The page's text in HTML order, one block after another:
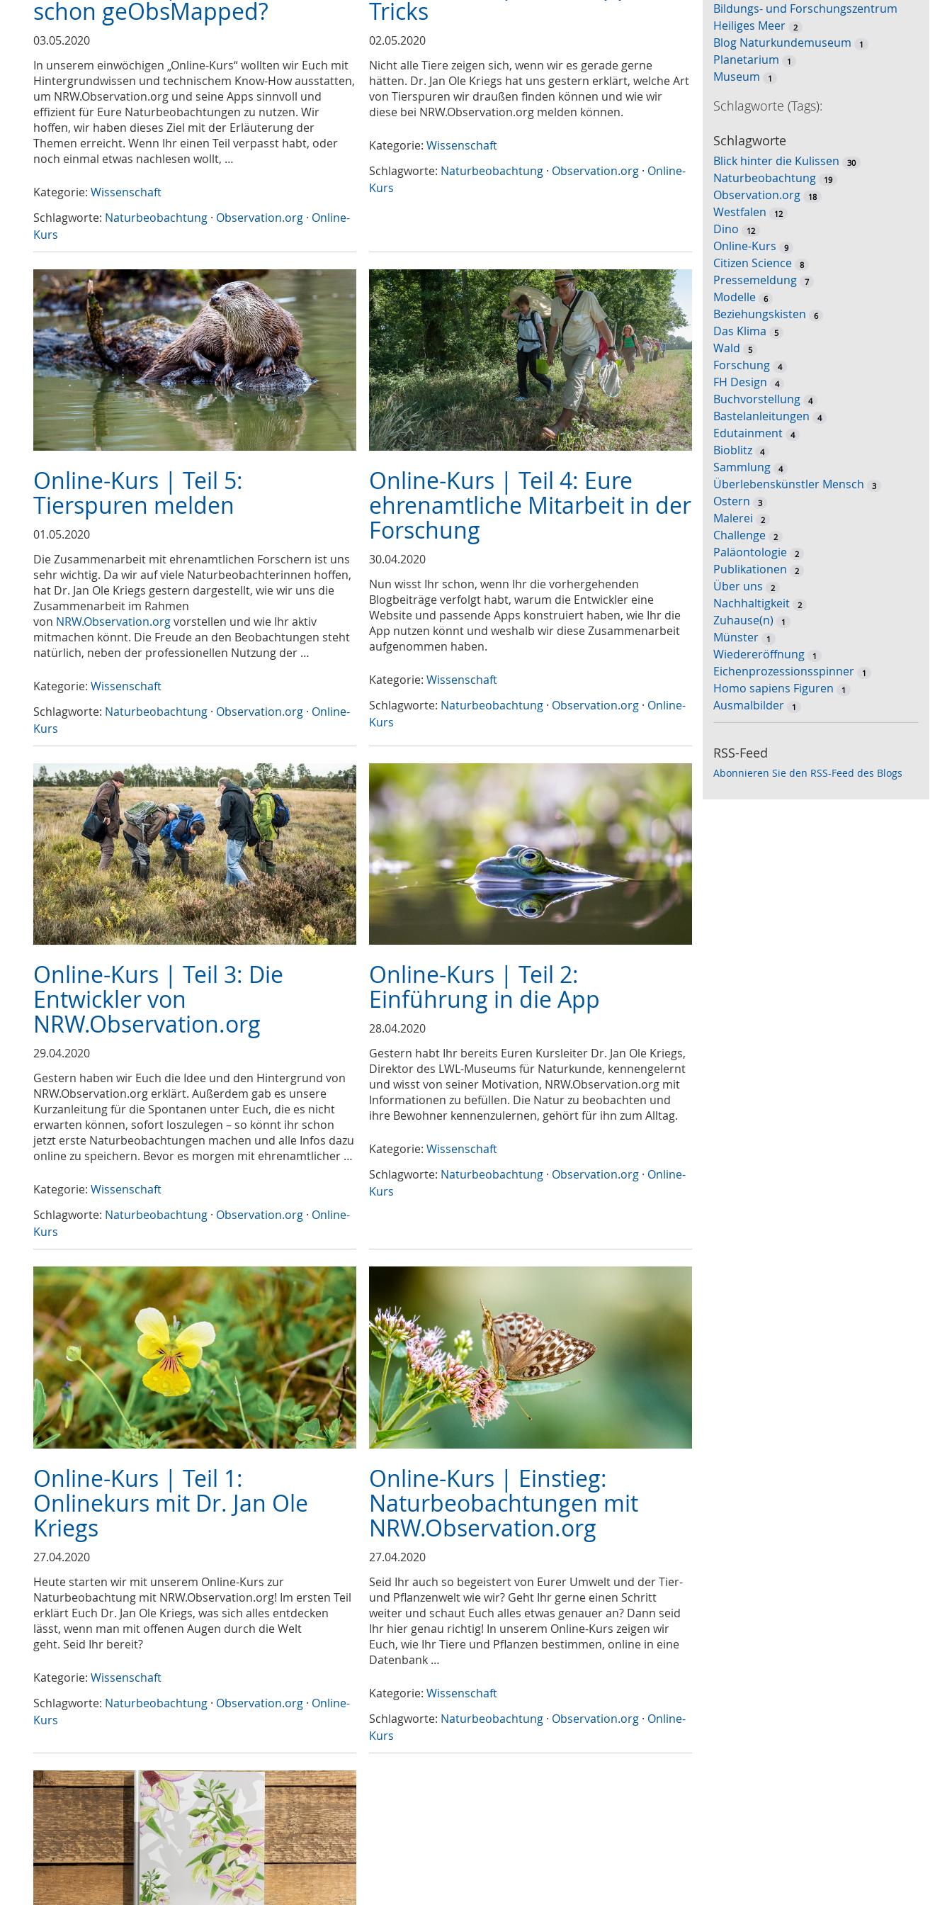
schon geObsMapped?
03.05.2020
In unserem einwöchigen „Online-Kurs“ wollten wir Euch mit
Hintergrundwissen und technischem Know-How ausstatten,
um NRW.Observation.org und seine Apps sinnvoll und
effizient für Eure Naturbeobachtungen zu nutzen. Wir
hoffen, wir haben dieses Ziel mit der Erläuterung der
Themen erreicht. Wenn Ihr einen Teil verpasst habt, oder
noch einmal etwas nachlesen wollt, …
Kategorie: Wissenschaft
Schlagworte: Naturbeobachtung · Observation.org · Online-
Kurs
Tricks
02.05.2020
Nicht alle Tiere zeigen sich, wenn wir es gerade gerne
hätten. Dr. Jan Ole Kriegs hat uns gestern erklärt, welche Art
von Tierspuren wir draußen finden können und wie wir
diese bei NRW.Observation.org melden können.
Kategorie: Wissenschaft
Schlagworte: Naturbeobachtung · Observation.org · Online-
Kurs
Online-Kurs | Teil 5:
Tierspuren melden
01.05.2020
Die Zusammenarbeit mit ehrenamtlichen Forschern ist uns
sehr wichtig. Da wir auf viele Naturbeobachterinnen hoffen,
hat Dr. Jan Ole Kriegs gestern dargestellt, wie wir uns die
Zusammenarbeit im Rahmen
von NRW.Observation.orgvorstellen und wie Ihr aktiv
mitmachen könnt. Die Freude an den Beobachtungen steht
natürlich, neben der professionellen Nutzung der …
Kategorie: Wissenschaft
Schlagworte: Naturbeobachtung · Observation.org · Online-
Kurs
Online-Kurs | Teil 4: Eure
ehrenamtliche Mitarbeit in der
Forschung
30.04.2020
Nun wisst Ihr schon, wenn Ihr die vorhergehenden
Blogbeiträge verfolgt habt, warum die Entwickler eine
Website und passende Apps konstruiert haben, wie Ihr die
App nutzen könnt und weshalb wir diese Zusammenarbeit
aufgenommen haben.
Kategorie: Wissenschaft
Schlagworte: Naturbeobachtung · Observation.org · Online-
Kurs
Online-Kurs | Teil 3: Die
Entwickler von
NRW.Observation.org
29.04.2020
Gestern haben wir Euch die Idee und den Hintergrund von
NRW.Observation.org erklärt. Außerdem gab es unsere
Kurzanleitung für die Spontanen unter Euch, die es nicht
erwarten können, sofort loszulegen – so könnt ihr schon
jetzt erste Naturbeobachtungen machen und alle Infos dazu
online zu speichern. Bevor es morgen mit ehrenamtlicher …
Kategorie: Wissenschaft
Schlagworte: Naturbeobachtung · Observation.org · Online-
Kurs
Online-Kurs | Teil 2:
Einführung in die App
28.04.2020
Gestern habt Ihr bereits Euren Kursleiter Dr. Jan Ole Kriegs,
Direktor des LWL-Museums für Naturkunde, kennengelernt
und wisst von seiner Motivation, NRW.Observation.org mit
Informationen zu befüllen. Die Natur zu beobachten und
ihre Bewohner kennenzulernen, gehört für ihn zum Alltag.
Kategorie: Wissenschaft
Schlagworte: Naturbeobachtung · Observation.org · Online-
Kurs
Online-Kurs | Teil 1:
Onlinekurs mit Dr. Jan Ole
Kriegs
27.04.2020
Heute starten wir mit unserem Online-Kurs zur
Naturbeobachtung mit NRW.Observation.org! Im ersten Teil
erklärt Euch Dr. Jan Ole Kriegs, was sich alles entdecken
lässt, wenn man mit offenen Augen durch die Welt
geht. Seid Ihr bereit?
Kategorie: Wissenschaft
Schlagworte: Naturbeobachtung · Observation.org · Online-
Kurs
Online-Kurs | Einstieg:
Naturbeobachtungen mit
NRW.Observation.org
27.04.2020
Seid Ihr auch so begeistert von Eurer Umwelt und der Tier-
und Pflanzenwelt wie wir? Geht Ihr gerne einen Schritt
weiter und schaut Euch alles etwas genauer an? Dann seid
Ihr hier genau richtig! In unserem Online-Kurs zeigen wir
Euch, wie Ihr Tiere und Pflanzen bestimmen, online in eine
Datenbank …
Kategorie: Wissenschaft
Schlagworte: Naturbeobachtung · Observation.org · Online-
Kurs
S
u
c
h
e
Bildungs- und Forschungszentrum
Heiliges Meer
2
Blog Naturkundemuseum 1
Planetarium 1
Museum 1
Schlagworte (Tags):
Schlagworte
Blick hinter die Kulissen 30
Naturbeobachtung 19
Observation.org 18
Westfalen 12
Dino 12
Online-Kurs 9
Citizen Science 8
Pressemeldung 7
Modelle 6
Beziehungskisten 6
Das Klima 5
Wald 5
Forschung 4
FH Design 4
Buchvorstellung 4
Bastelanleitungen 4
Edutainment 4
Bioblitz 4
Sammlung 4
Überlebenskünstler Mensch 3
Ostern 3
Malerei 2
Challenge 2
Paläontologie 2
Publikationen 2
Über uns 2
Nachhaltigkeit 2
Zuhause(n) 1
Münster 1
Wiedereröffnung 1
Eichenprozessionsspinner 1
Homo sapiens Figuren 1
Ausmalbilder 1
RSS-Feed
Abonnieren Sie den RSS-Feed des Blogs